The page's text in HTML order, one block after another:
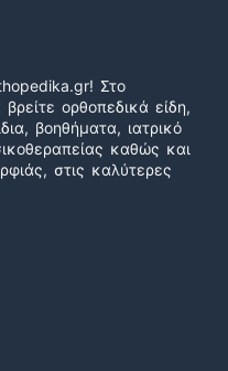
Στο
ορθοπεδικά είδη,
βοηθήματα, ιατρικό
καθώς και
στις καλύτερες